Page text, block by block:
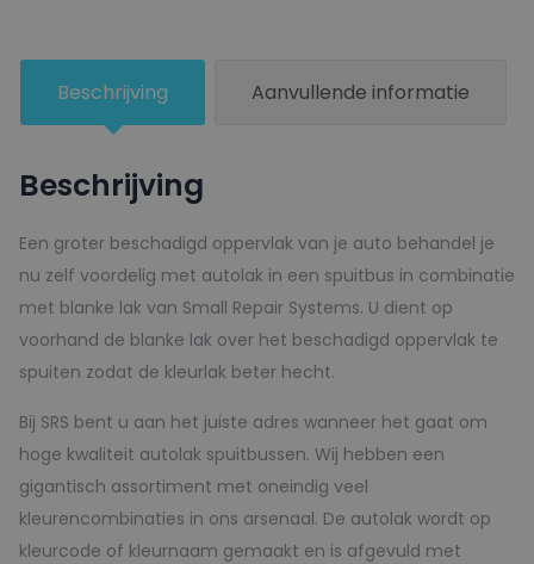
BRIGHT
SAPPHIRE
-
aantal
Beschrijving Aanvullende informatie
Beschrijving
Een groter beschadigd oppervlak van je auto behandel je
nu zelf voordelig met autolak in een spuitbus in combinatie
met blanke lak van Small Repair Systems. U dient op
voorhand de blanke lak over het beschadigd oppervlak te
spuiten zodat de kleurlak beter hecht.
Bij SRS bent u aan het juiste adres wanneer het gaat om
hoge kwaliteit autolak spuitbussen. Wij hebben een
gigantisch assortiment met oneindig veel
kleurencombinaties in ons arsenaal. De autolak wordt op
kleurcode of kleurnaam gemaakt en is afgevuld met